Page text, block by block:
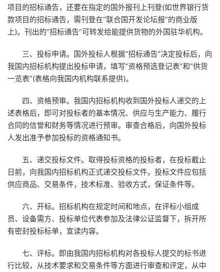
项目的招标通告，还要在指定的国外报刊上刊登(如世界银行货
款项目的招标通告，需刊登在“联合国开发论坛报”的商业版
上)。刊出的“招标通告”可转发给能提供货物的外国驻华机构。
三、投标申请。国外投标人根据“招标通告”决定投标后，向
我国内招标机构提出投标申请，填写“资格预选登记表”和“供货
一览表”(表格向我国内机构联系提供)。
四、资格预审。我国内招标机构收到国外投标人递交的上
述表格后，即可对投标者的基本情况、供应与生产能力、履行
合同的信誉和财务等情况进行预审。审查合格后，向国外投标
人发出准予参加投标的资格通知书。
五、递交投标文件。取得投标资格的投标者，在投标截止
日前，向我国内招标机构正式递交投标文件。投标文件应包括
供应商品、交易条件，技术标准、验收方式，保证条件等。
六、开标。招标机构在规定时间和地点，在评标小组成
员、设备需方、投标单位代表参加及法律公证监督下，拆开所
有密封投标标单，宣读内容。
七、评标。即由我国内招标机构对各投标人提交的标书进
行比较，从技术要求和交易条件等方面进行审查和评定，从中